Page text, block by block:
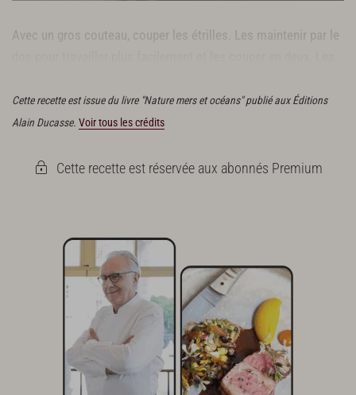
Avec un gros couteau, couper les étrilles. Les maintenir par le
Cette recette est issue du livre "Nature mers et océans" publié aux Éditions
Alain Ducasse. Voir tous les crédits
Cette recette est réservée aux abonnés Premium